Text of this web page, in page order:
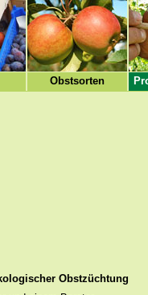
Obstsorten
Obstzüchtung